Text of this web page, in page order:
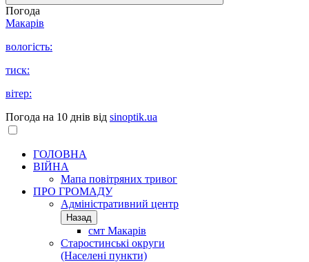
Погода
Макарів
вологість:
тиск:
вітер:
Погода на 10 днів від sinoptik.ua
ГОЛОВНА
ВІЙНА
Мапа повітряних тривог
ПРО ГРОМАДУ
Aдміністративний центр
Назад
смт Макарів
Старостинські округи
(Населені пункти)